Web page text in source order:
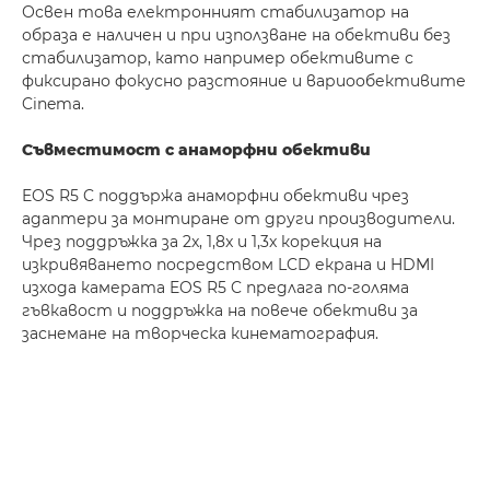
Освен това електронният стабилизатор на
образа е наличен и при използване на обективи без
стабилизатор, като например обективите с
фиксирано фокусно разстояние и вариообективите
Cinema.
Съвместимост с анаморфни обективи
EOS R5 C поддържа анаморфни обективи чрез
адаптери за монтиране от други производители.
Чрез поддръжка за 2x, 1,8x и 1,3x корекция на
изкривяването посредством LCD екрана и HDMI
изхода камерата EOS R5 C предлага по-голяма
гъвкавост и поддръжка на повече обективи за
заснемане на творческа кинематография.